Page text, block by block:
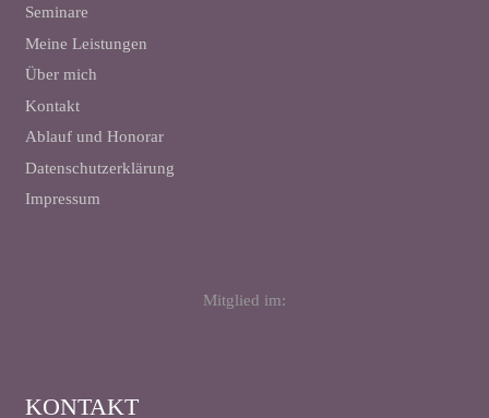
Seminare
Meine Leistungen
Über mich
Kontakt
Ablauf und Honorar
Datenschutzerklärung
Impressum
Mitglied im:
KONTAKT